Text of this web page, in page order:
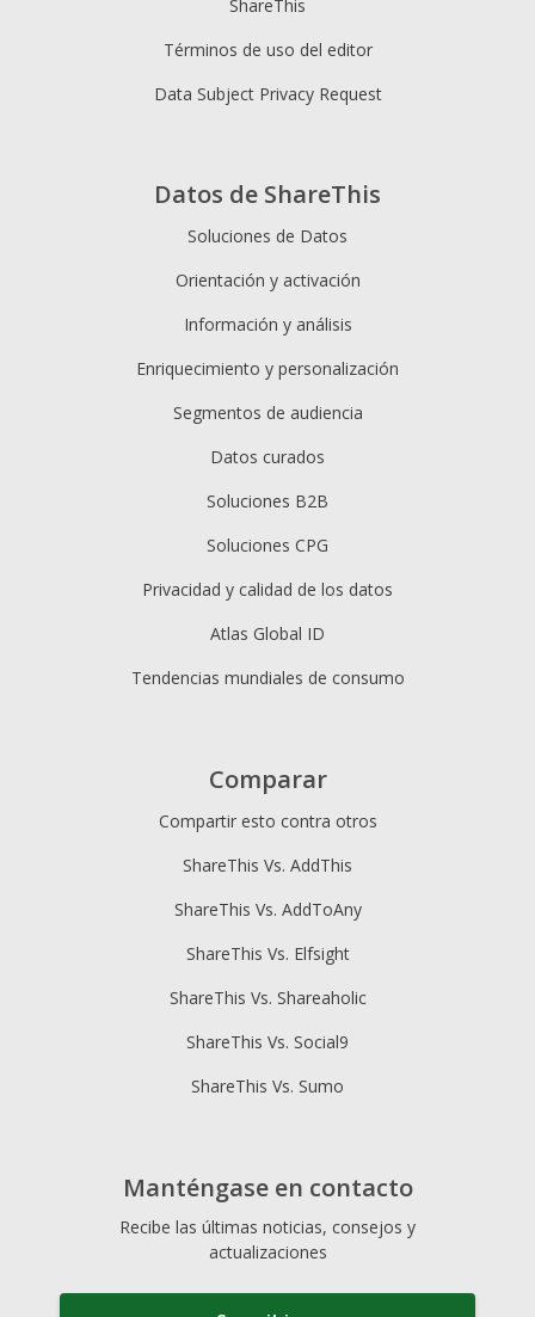
Datos de ShareThis
Soluciones de Datos
Orientación y activación
Información y análisis
Enriquecimiento y personalización
Segmentos de audiencia
Datos curados
Soluciones B2B
Soluciones CPG
Privacidad y calidad de los datos
Atlas Global ID
Tendencias mundiales de consumo
ShareThis
Términos de uso del editor
Data Subject Privacy Request
Comparar
Compartir esto contra otros
ShareThis Vs. AddThis
ShareThis Vs. AddToAny
ShareThis Vs. Elfsight
ShareThis Vs. Shareaholic
ShareThis Vs. Social9
ShareThis Vs. Sumo
Manténgase en contacto
Recibe las últimas noticias, consejos y
actualizaciones